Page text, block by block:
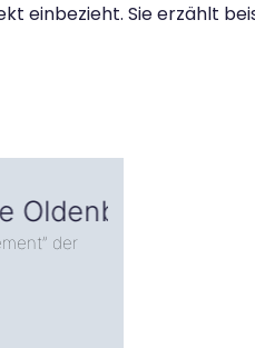
einbezieht. Sie erzählt